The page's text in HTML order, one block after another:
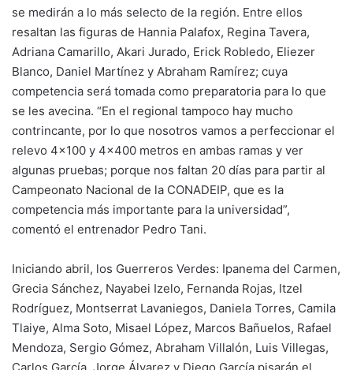
se medirán a lo más selecto de la región. Entre ellos
resaltan las figuras de Hannia Palafox, Regina Tavera,
Adriana Camarillo, Akari Jurado, Erick Robledo, Eliezer
Blanco, Daniel Martínez y Abraham Ramírez; cuya
competencia será tomada como preparatoria para lo que
se les avecina. “En el regional tampoco hay mucho
contrincante, por lo que nosotros vamos a perfeccionar el
relevo 4×100 y 4×400 metros en ambas ramas y ver
algunas pruebas; porque nos faltan 20 días para partir al
Campeonato Nacional de la CONADEIP, que es la
competencia más importante para la universidad”,
comentó el entrenador Pedro Tani.
Iniciando abril, los Guerreros Verdes: Ipanema del Carmen,
Grecia Sánchez, Nayabei Izelo, Fernanda Rojas, Itzel
Rodríguez, Montserrat Lavaniegos, Daniela Torres, Camila
Tlaiye, Alma Soto, Misael López, Marcos Bañuelos, Rafael
Mendoza, Sergio Gómez, Abraham Villalón, Luis Villegas,